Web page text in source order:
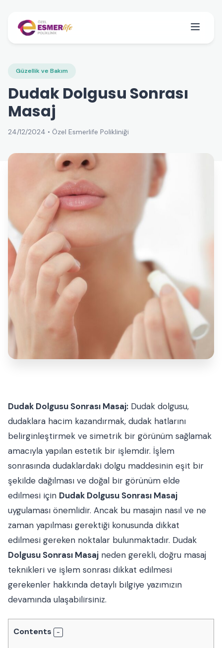
Güzellik ve Bakım
Dudak Dolgusu Sonrası
Masaj
24/12/2024 • Özel Esmerlife Polikliniği
Dudak Dolgusu Sonrası Masaj: Dudak dolgusu,
dudaklara hacim kazandırmak, dudak hatlarını
belirginleştirmek ve simetrik bir görünüm sağlamak
amacıyla yapılan estetik bir işlemdir. İşlem
sonrasında dudaklardaki dolgu maddesinin eşit bir
şekilde dağılması ve doğal bir görünüm elde
edilmesi için Dudak Dolgusu Sonrası Masaj
uygulaması önemlidir. Ancak bu masajın nasıl ve ne
zaman yapılması gerektiği konusunda dikkat
edilmesi gereken noktalar bulunmaktadır. Dudak
Dolgusu Sonrası Masaj neden gerekli, doğru masaj
teknikleri ve işlem sonrası dikkat edilmesi
gerekenler hakkında detaylı bilgiye yazımızın
devamında ulaşabilirsiniz.
Contents